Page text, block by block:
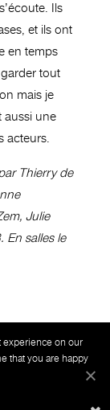
Ils
et ils ont
en temps
garder tout
mais je
aussi une
acteurs.
Thierry de
Julie
En salles le
experience on our
that you are happy